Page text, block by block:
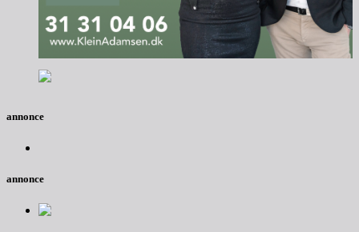
annonce
annonce